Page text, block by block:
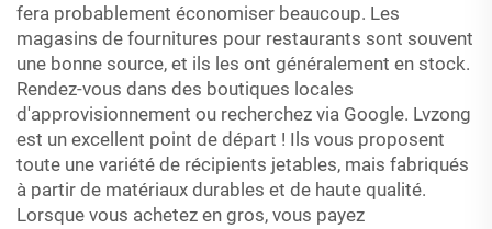
fera probablement économiser beaucoup. Les
magasins de fournitures pour restaurants sont souvent
une bonne source, et ils les ont généralement en stock.
Rendez-vous dans des boutiques locales
d'approvisionnement ou recherchez via Google. Lvzong
est un excellent point de départ ! Ils vous proposent
toute une variété de récipients jetables, mais fabriqués
à partir de matériaux durables et de haute qualité.
Lorsque vous achetez en gros, vous payez